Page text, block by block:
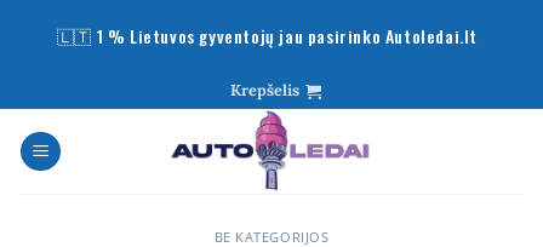
Krepšelis
BE KATEGORIJOS